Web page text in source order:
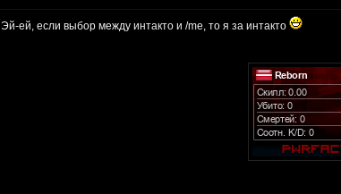
Эй-ей, если выбор между интакто и /me, то я за интакто